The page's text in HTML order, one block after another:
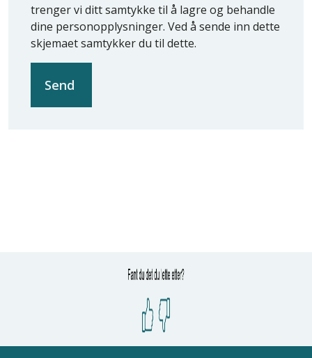
trenger vi ditt samtykke til å lagre og behandle
dine personopplysninger. Ved å sende inn dette
skjemaet samtykker du til dette.